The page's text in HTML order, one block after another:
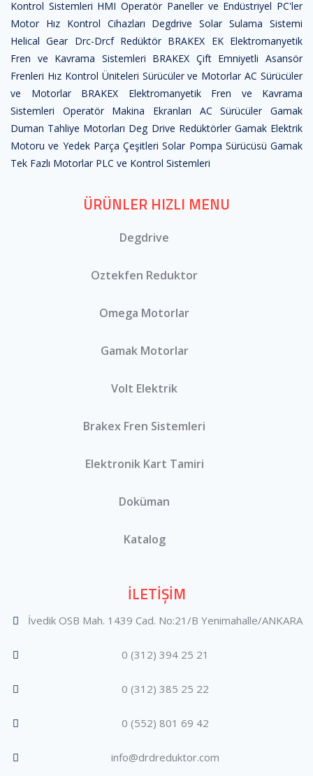
Kontrol Sistemleri HMI Operatör Paneller ve Endüstriyel PC'ler
Motor Hız Kontrol Cihazları Degdrive Solar Sulama Sistemi
Helical Gear Drc-Drcf Redüktör BRAKEX EK Elektromanyetik
Fren ve Kavrama Sistemleri BRAKEX Çift Emniyetli Asansör
Frenleri Hız Kontrol Üniteleri Sürücüler ve Motorlar AC Sürücüler
ve Motorlar
BRAKEX Elektromanyetik Fren ve Kavrama
Sistemleri
Operatör Makina Ekranları AC Sürücüler
Gamak
Duman Tahliye Motorları Deg Drive Redüktörler Gamak Elektrik
Motoru ve Yedek Parça Çeşitleri Solar Pompa Sürücüsü Gamak
Tek Fazlı Motorlar PLC ve Kontrol Sistemleri
ÜRÜNLER HIZLI MENU
Degdrive
Oztekfen Reduktor
Omega Motorlar
Gamak Motorlar
Volt Elektrik
Brakex Fren Sistemleri
Elektronik Kart Tamiri
Doküman
Katalog
İLETİŞİM
İvedik OSB Mah. 1439 Cad. No:21/B Yenimahalle/ANKARA
0 (312) 394 25 21
0 (312) 385 25 22
0 (552) 801 69 42
info@drdreduktor.com